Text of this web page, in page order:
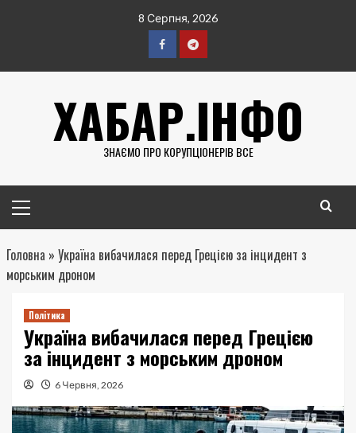
8 Серпня, 2026
FacebookTelegram
ХАБАР.ІНФО
ЗНАЄМО ПРО КОРУПЦІОНЕРІВ ВСЕ
меню
Головна » Україна вибачилася перед Грецією за інцидент з
морським дроном
Політика
Україна вибачилася перед Грецією
за інцидент з морським дроном
6 Червня, 2026